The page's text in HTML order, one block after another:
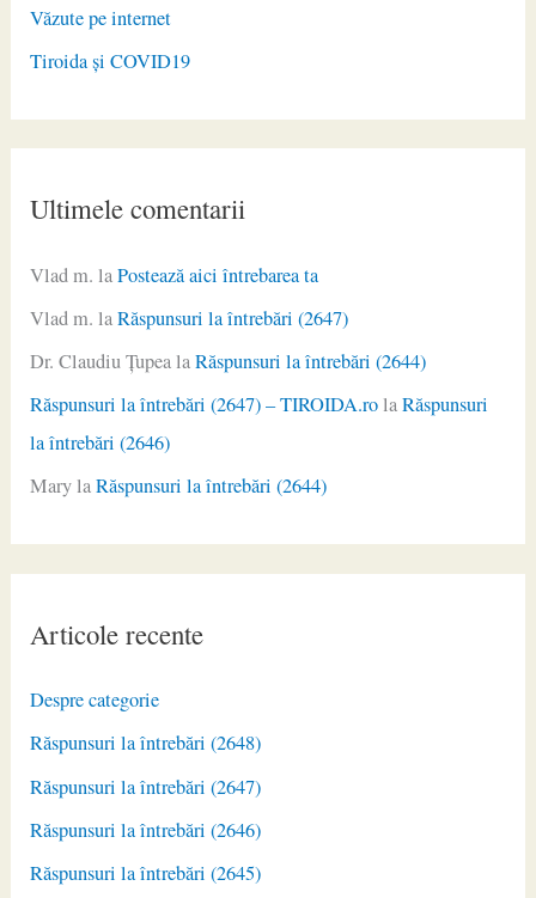
Văzute pe internet
Tiroida și COVID19
Ultimele comentarii
Vlad m. laPostează aici întrebarea ta
Vlad m. laRăspunsuri la întrebări (2647)
Dr. Claudiu ŢupealaRăspunsuri la întrebări (2644)
Răspunsuri la întrebări (2647) – TIROIDA.rolaRăspunsuri
la întrebări (2646)
MarylaRăspunsuri la întrebări (2644)
Articole recente
Despre categorie
Răspunsuri la întrebări (2648)
Răspunsuri la întrebări (2647)
Răspunsuri la întrebări (2646)
Răspunsuri la întrebări (2645)